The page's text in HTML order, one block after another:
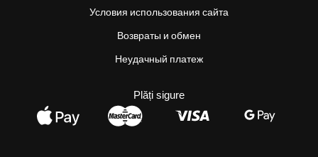
Условия использования сайта
Возвраты и обмен
Неудачный платеж
Plăți sigure